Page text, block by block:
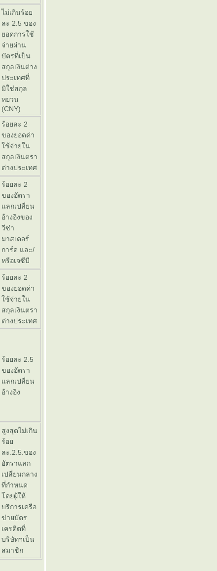
ไม่เกินร้อ
ละ 2.5 ของ
อดการใช้
จ่ายผ่าน
บัตรที่เป็น
สกุลเงินต่าง
ประเทศที่
มิใช่สกุล
หยวน
(CNY)
ร้อยละ 2
ของยอดค่า
ช้จ่ายใน
สกุลเงินตรา
ต่างประเทศ
ร้อยละ 2
ของอัตรา
ลกเปลี่ยน
อ้างอิงของ
วีซ่า
มาสเตอร์
การ์ด และ/
หรือเจซีบี
ร้อยละ 2
ของยอดค่า
ช้จ่ายใน
สกุลเงินตรา
ต่างประเทศ
ร้อยละ 2.5
ของอัตรา
ลกเปลี่ยน
อ้างอิง
สูงสุดไม่เกิน
ร้อ
ละ.2.5.ของ
อัตราแลก
เปลี่ยนกลาง
ที่กำหนด
ดยผู้ให้
บริการเครือ
ข่ายบัตร
เครดิตที่
บริษัทฯเป็น
สมาชิก